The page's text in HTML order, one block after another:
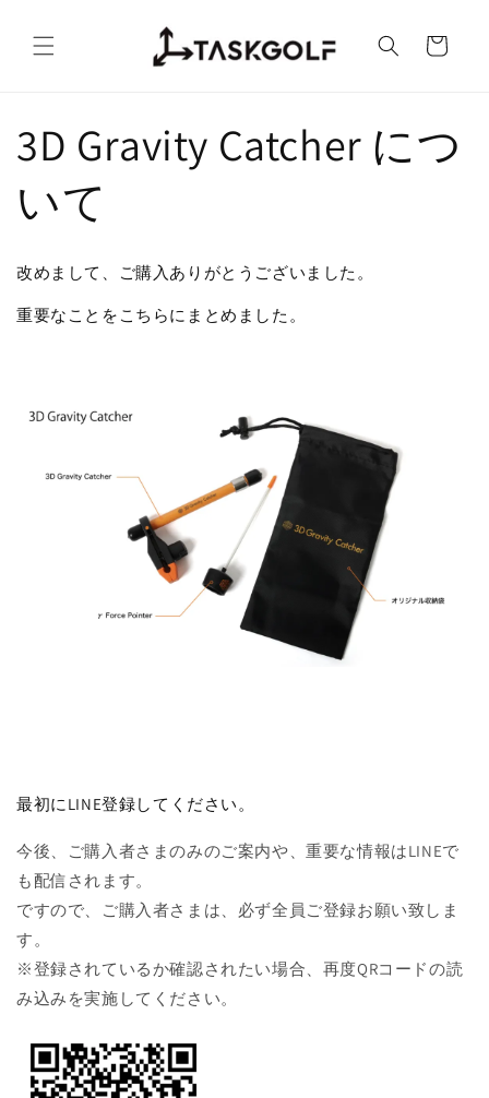
進む
ー
3D Gravity Catcher につ
いて
改めまして、ご購入ありがとうございました。
重要なことをこちらにまとめました。
最初にLINE登録してください。
今後、ご購入者さまのみのご案内や、重要な情報はLINEで
も配信されます。
ですので、ご購入者さまは、必ず全員ご登録お願い致しま
す。
※登録されているか確認されたい場合、再度QRコードの読
み込みを実施してください。